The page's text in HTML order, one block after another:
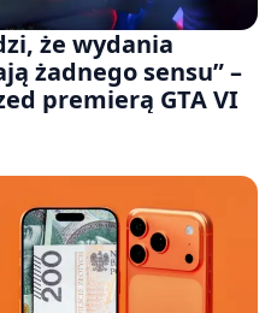
że wydania
żadnego sensu” –
premierą GTA VI